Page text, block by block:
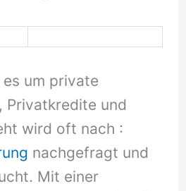
um private
Privatkredite und
wird oft nach :
nachgefragt und
Mit einer